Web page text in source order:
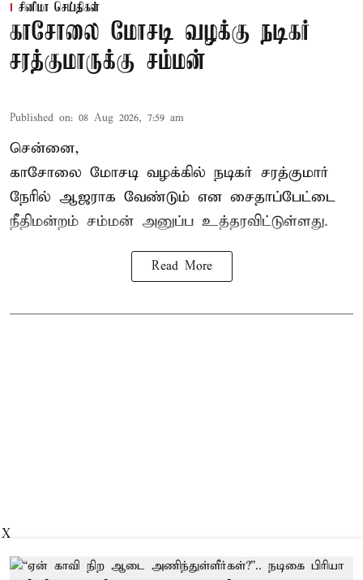
சினிமா செய்திகள்
காசோலை மோசடி வழக்கு நடிகர்
சரத்குமாருக்கு சம்மன்
Published on: 08 Aug 2026, 7:59 am
சென்னை,
காசோலை மோசடி வழக்கில் நடிகர் சரத்குமார்
நேரில் ஆஜராக வேண்டும் என சைதாப்பேட்டை
நீதிமன்றம் சம்மன் அனுப்ப உத்தரவிட்டுள்ளது.
Read More
X